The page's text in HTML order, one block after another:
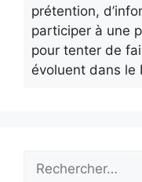
prétention,
participer à une
pour tenter de
évoluent dans le